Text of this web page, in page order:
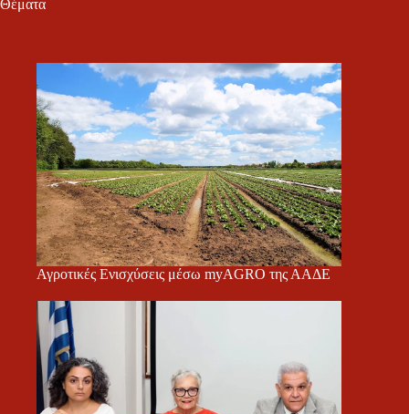
Θέματα
Αγροτικές Ενισχύσεις μέσω myAGRO της ΑΑΔΕ